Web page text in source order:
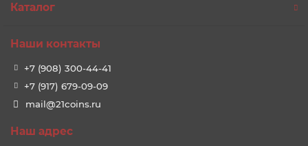
Каталог
Наши контакты
+7 (908) 300-44-41
+7 (917) 679-09-09
mail@21coins.ru
Наш адрес